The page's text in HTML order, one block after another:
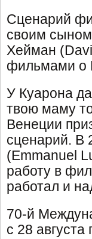
Сценарий
своим
Хейман
фильмами о
У Куарона
твою маму
Венеции
сценарий. В
(Emmanuel
работу в
работал и
70-й
с 28 августа